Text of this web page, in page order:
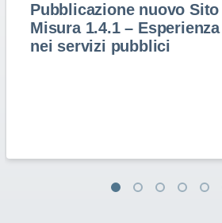
Pubblicazione nuovo Sito
Misura 1.4.1 –
nei servizi pubblici